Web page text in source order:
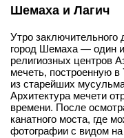
Шемаха и Лагич
Утро заключительного
город Шемаха — один
религиозных центров
мечеть, построенную в
из старейших
Архитектура мечети
времени. После
канатного моста, где
фотографии с видом